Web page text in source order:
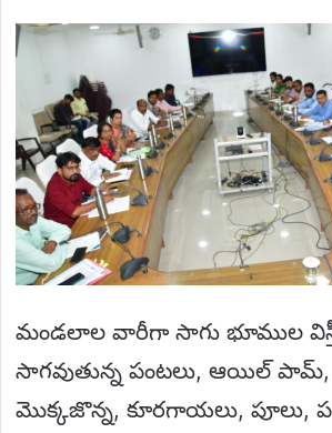
మండలాల వారీగా సాగు భూముల
సాగవుతున్న పంటలు, ఆయిల్ పామ్,
మొక్కజొన్న, కూరగాయలు, పూలు,